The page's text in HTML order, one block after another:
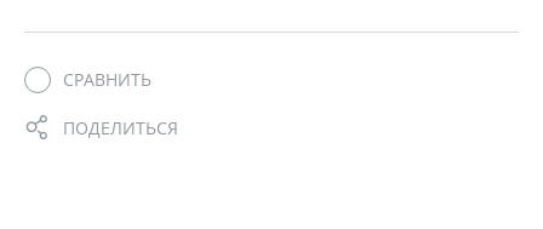
СРАВНИТЬ
ПОДЕЛИТЬСЯ